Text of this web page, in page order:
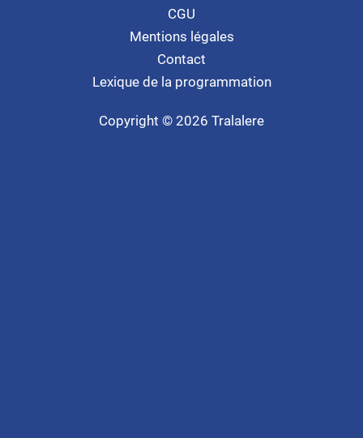
CGU
Mentions légales
Contact
Lexique de la programmation
Copyright © 2026 Tralalere